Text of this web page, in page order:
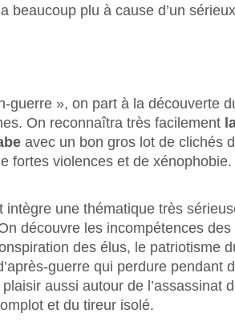
beaucoup plu à cause d’un
guerre », on part à la découverte
On reconnaîtra très facilement
avec un bon gros lot de clichés
fortes violences et de xénophobie.
intègre une thématique très
découvre les incompétences
des élus, le patriotisme
guerre qui perdure pendant
aussi autour de l’assassinat
et du tireur isolé.